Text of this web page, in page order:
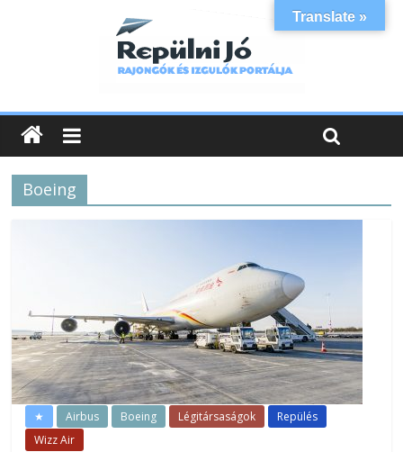
Boeing
★ Airbus Boeing Légitársaságok
Repülés
Wizz Air
Translate »